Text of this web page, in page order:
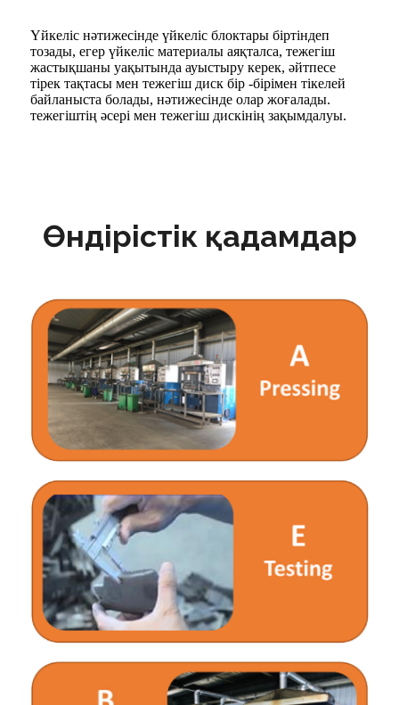
Үйкеліс нәтижесінде үйкеліс блоктары біртіндеп
тозады, егер үйкеліс материалы аяқталса, тежегіш
жастықшаны уақытында ауыстыру керек, әйтпесе
тірек тақтасы мен тежегіш диск бір -бірімен тікелей
байланыста болады, нәтижесінде олар жоғалады.
тежегіштің әсері мен тежегіш дискінің зақымдалуы.
Өндірістік қадамдар